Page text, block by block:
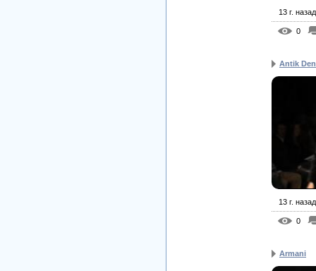
13 г. назад
0
Antik
13 г. назад
0
Armani